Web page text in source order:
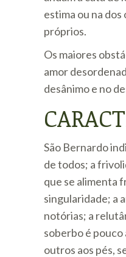
estima ou na
próprios.
Os maiores
amor
desânimo e no
São Bernardo
de todos; a
que se alimenta
singularidade; a
notórias; a
soberbo é pouco
outros aos pés,